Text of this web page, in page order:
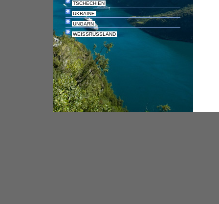
TSCHECHIEN
UKRAINE
UNGARN
WEISSRUSSLAND